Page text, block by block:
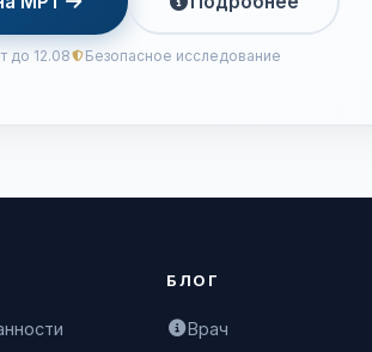
до 12.08 Безопасное исследование
БЛОГ
Врач